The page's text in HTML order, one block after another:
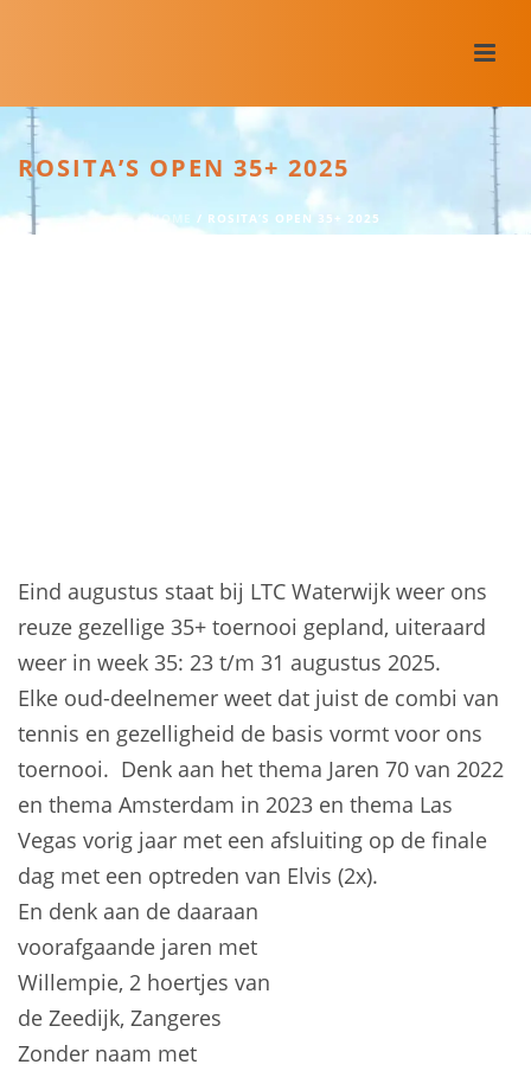
ROSITA’S OPEN 35+ 2025
HOME / ROSITA’S OPEN 35+ 2025
Eind augustus staat bij LTC Waterwijk weer ons
reuze gezellige 35+ toernooi gepland, uiteraard
weer in week 35: 23 t/m 31 augustus 2025.
Elke oud-deelnemer weet dat juist de combi van
tennis en gezelligheid de basis vormt voor ons
toernooi. Denk aan het thema Jaren 70 van 2022
en thema Amsterdam in 2023 en thema Las
Vegas vorig jaar met een afsluiting op de finale
dag met een optreden van Elvis (2x).
En denk aan de daaraan
voorafgaande jaren met
Willempie, 2 hoertjes van
de Zeedijk, Zangeres
Zonder naam met